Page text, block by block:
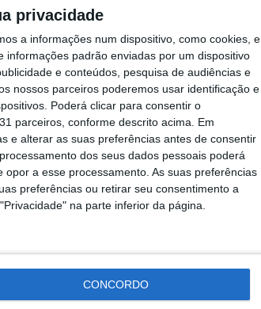
privacidade
a informações num dispositivo, como cookies, e
padrão enviadas por um dispositivo
e conteúdos, pesquisa de audiências e
nossos parceiros poderemos usar identificação e
Poderá clicar para consentir o
parceiros, conforme descrito acima. Em
e alterar as suas preferências antes de consentir
dos seus dados pessoais poderá
a esse processamento. As suas preferências
preferências ou retirar seu consentimento a
na parte inferior da página.
CONCORDO